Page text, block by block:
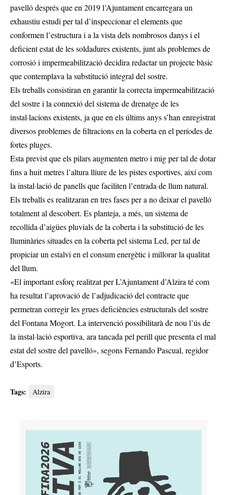
pavelló després que en 2019 l’Ajuntament encarregara un
exhaustiu estudi per tal d’inspeccionar el elements que
conformen l’estructura i a la vista dels nombrosos danys i el
deficient estat de les soldadures existents, junt als problemes de
corrosió i impermeabilització decidira redactar un projecte bàsic
que contemplava la substitució integral del sostre.
Els treballs consistiran en garantir la correcta impermeabilització
del sostre i la connexió del sistema de drenatge de les
instal·lacions existents, ja que en els últims anys s’han enregistrat
diversos problemes de filtracions en la coberta en el períodes de
fortes pluges.
Esta previst que els pilars augmenten metro i mig per tal de dotar
fins a huit metres l’altura lliure de les pistes esportives, així com
la instal·lació de panells que faciliten l’entrada de llum natural.
Els treballs es realitzaran en tres fases per a no deixar el pavelló
totalment al descobert. Es planteja, a més, un sistema de
recollida d’aigües pluvials de la coberta i la substitució de les
lluminàries situades en la coberta pel sistema Led, per tal de
propiciar un estalvi en el consum energètic i millorar la qualitat
del llum.
«El important esforç realitzat per L’Ajuntament d’Alzira té com
ha resultat l’aprovació de l’adjudicació del contracte que
permetran corregir les grues deficiències estructurals del sostre
del Fontana Mogort. La intervenció possibilitarà de nou l’ús de
la instal·lació esportiva, ara tancada pel perill que presenta el mal
estat del sostre del pavelló», segons Fernando Pascual, regidor
d’Esports.
Tags: Alzira